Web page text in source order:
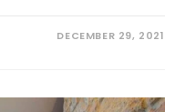
DECEMBER 29, 2021